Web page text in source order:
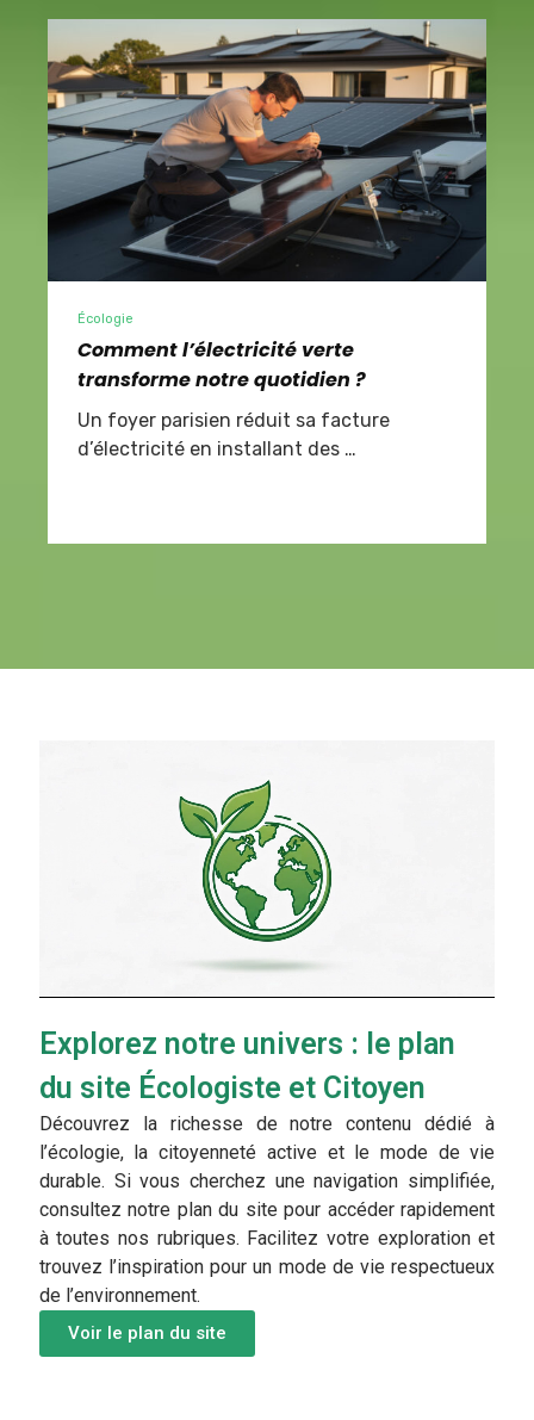
Écologie
Comment l’électricité verte
transforme notre quotidien ?
Un foyer parisien réduit sa facture
d’électricité en installant des …
Explorez notre univers : le plan
du site Écologiste et Citoyen
Découvrez la richesse de notre contenu dédié à
l’écologie, la citoyenneté active et le mode de vie
durable. Si vous cherchez une navigation simplifiée,
consultez notre plan du site pour accéder rapidement
à toutes nos rubriques. Facilitez votre exploration et
trouvez l’inspiration pour un mode de vie respectueux
de l’environnement.
Voir le plan du site